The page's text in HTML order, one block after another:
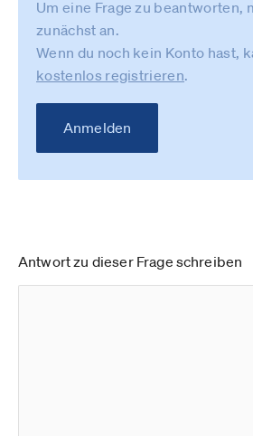
Um eine Frage zu beantworten,
zunächst an.
Wenn du noch kein Konto hast,
kostenlos registrieren.
Anmelden
Antwort zu dieser Frage schreiben